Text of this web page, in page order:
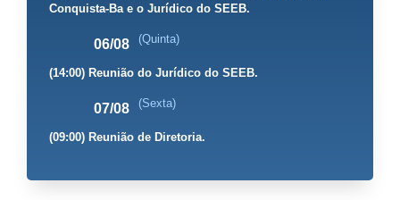
Conquista-Ba e o Jurídico do SEEB.
06/08 (Quinta)
(14:00) Reunião do Jurídico do SEEB.
07/08 (Sexta)
(09:00) Reunião de Diretoria.